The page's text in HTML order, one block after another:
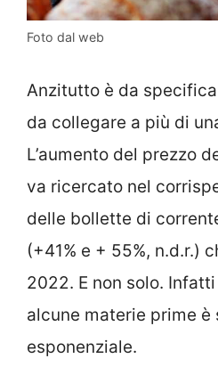
Foto dal web
Anzitutto è da
da collegare a più di
L’aumento del prezzo
va ricercato nel
delle bollette di
(+41% e + 55%, n.d.r.)
2022. E non solo.
alcune materie prime è
esponenziale.